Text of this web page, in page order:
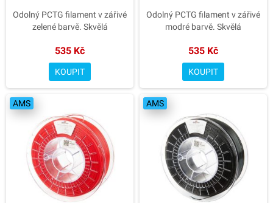
Odolný PCTG filament v zářivé
zelené barvě. Skvělá
odolnost a snadný tisk bez
nutnosti vyhřívané komory.
✅ Vyšší houževnatost než PET-
✅ Snadný tisk a hladký povrch
✅ Chemická a tepelná odolnost
✅ Přesný průměr 1.75 mm s
minimálními tolerancemi
✅ Výrazná barva Light Green
? Pro funkční i designové výtisky
– Spectrum Premium PCTG
535 Kč
KOUPIT
Odolný PCTG filament v zářivé
modré barvě. Skvělá
odolnost a snadný tisk bez
nutnosti vyhřívané komory.
✅ Vyšší houževnatost než PET-
✅ Snadný tisk a hladký povrch
✅ Chemická a tepelná odolnost
✅ Přesný průměr 1.75 mm s
minimálními tolerancemi
✅ Výrazná barva Sulfur Yellow
? Pro funkční i designové výtisky
– Spectrum Premium PCTG
535 Kč
KOUPIT
AMS AMS